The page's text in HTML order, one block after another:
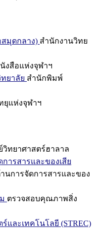
มุดกลาง) สำนักงานวิทย
งสือแห่งจุฬาฯ
ยาลัย สำนักพิมพ์
ยุแห่งจุฬาฯ
วิทยาศาสตร์ฮาลาล
ารสารและของเสีย
นการจัดการสารและของ
ตรวจสอบคุณภาพสิ่ง
และเทคโนโลยี (STREC)